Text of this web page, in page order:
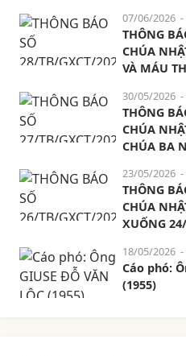
07/06/2026
THÔNG
CHÚA
VÀ MÁU
30/05/2026
THÔNG
CHÚA
CHÚA BA
23/05/2026
THÔNG
CHÚA
XUỐNG
18/05/2026
Cáo phó:
(1955)